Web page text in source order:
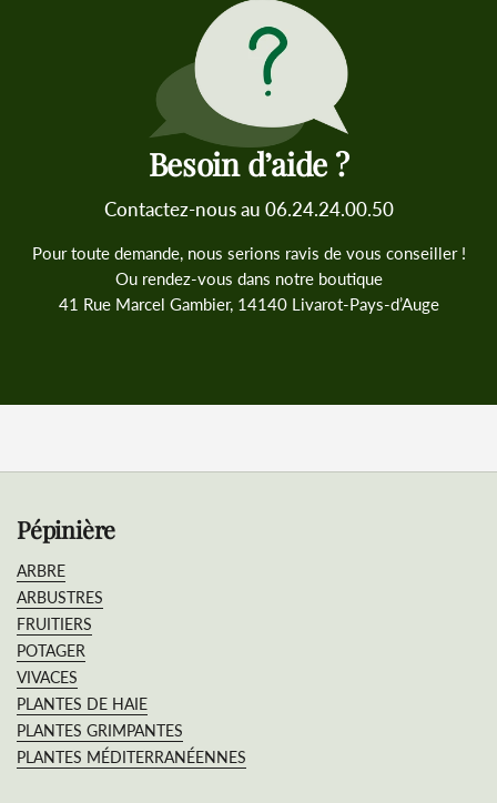
Besoin d’aide ?
Contactez-nous au 06.24.24.00.50
Pour toute demande, nous serions ravis de vous conseiller !
Ou rendez-vous dans notre boutique
41 Rue Marcel Gambier, 14140 Livarot-Pays-d’Auge
Pépinière
ARBRE
ARBUSTRES
FRUITIERS
POTAGER
VIVACES
PLANTES DE HAIE
PLANTES GRIMPANTES
PLANTES MÉDITERRANÉENNES